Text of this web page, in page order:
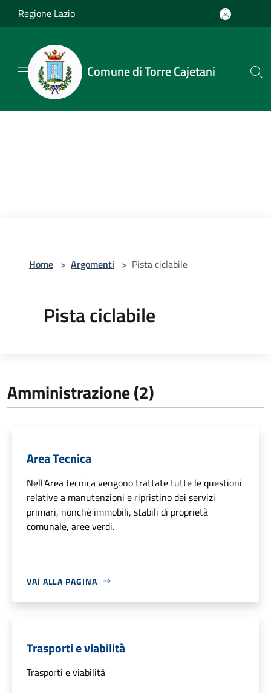
Salta al contenuto principale
Regione Lazio
Comune di Torre Cajetani
Home > Argomenti > Pista ciclabile
Pista ciclabile
Amministrazione (2)
Area Tecnica
Nell'Area tecnica vengono trattate tutte le questioni
relative a manutenzioni e ripristino dei servizi
primari, nonchè immobili, stabili di proprietà
comunale, aree verdi.
VAI ALLA PAGINA
Trasporti e viabilità
Trasporti e viabilità